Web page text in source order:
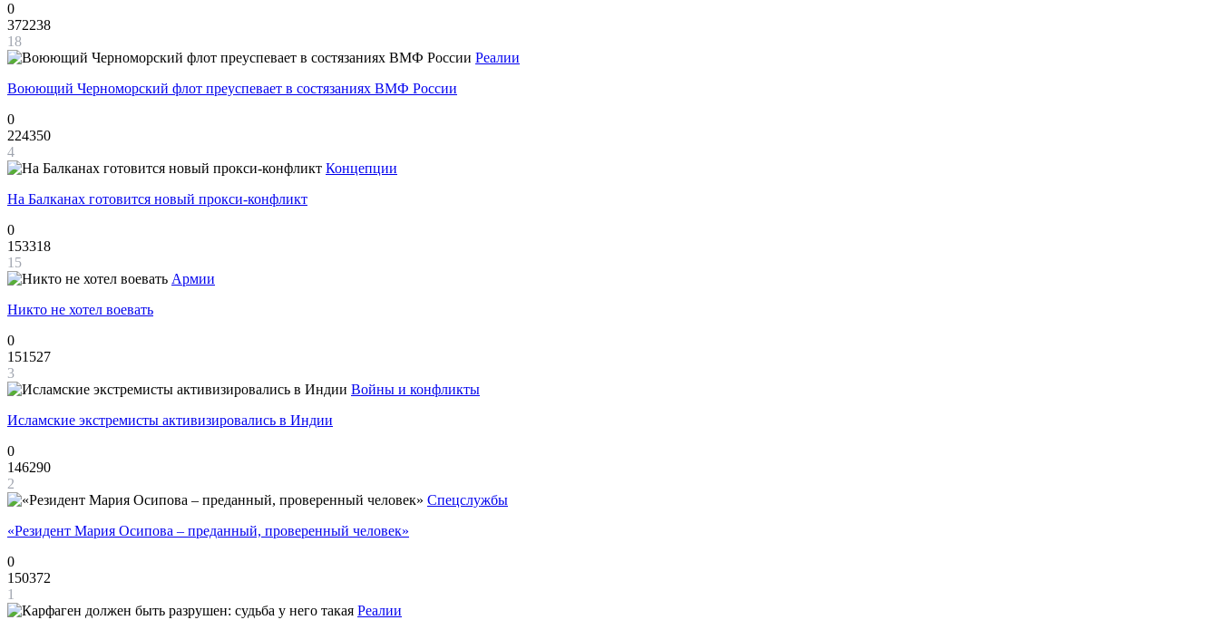
0
372238
18
Реалии
Воюющий Черноморский флот преуспевает в состязаниях ВМФ России
0
224350
4
Концепции
На Балканах готовится новый прокси-конфликт
0
153318
15
Армии
Никто не хотел воевать
0
151527
3
Войны и конфликты
Исламские экстремисты активизировались в Индии
0
146290
2
Спецслужбы
«Резидент Мария Осипова – преданный, проверенный человек»
0
150372
1
Реалии